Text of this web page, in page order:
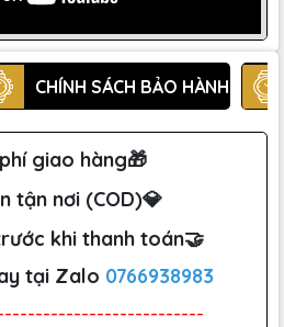
CHÍNH SÁCH BẢO HÀNH
giao hàng🎁
tận nơi (COD)💎
khi thanh toán🤝
tại Zalo 0766938983